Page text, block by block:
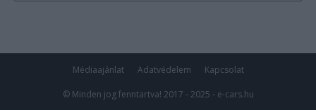
Médiaajánlat Adatvédelem Kapcsolat
© Minden jog fenntartva! 2017 - 2025 - e-cars.hu